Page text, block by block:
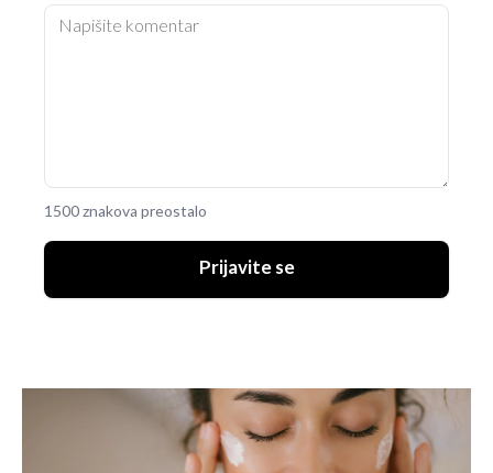
1500 znakova preostalo
Prijavite se